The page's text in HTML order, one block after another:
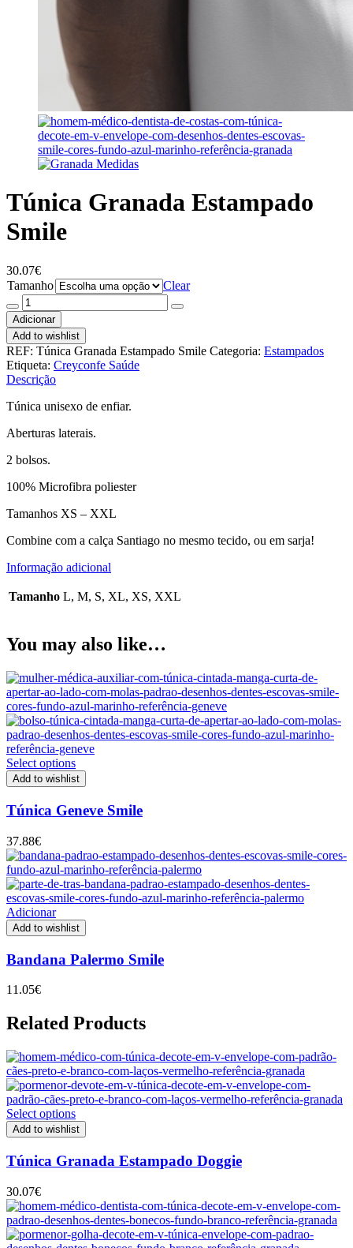
Túnica Granada Estampado
Smile
30.07€
Tamanho
Clear
Quantidade
de
Túnica
Granada
Estampado
Smile
Adicionar
Add to wishlist
REF: Túnica Granada Estampado Smile Categoria: Estampados
Etiqueta: Creyconfe Saúde
Descrição
Túnica unisexo de enfiar.
Aberturas laterais.
2 bolsos.
100% Microfibra poliester
Tamanhos XS – XXL
Combine com a calça Santiago no mesmo tecido, ou em sarja!
Informação adicional
Tamanho L, M, S, XL, XS, XXL
You may also like…
Select options
Add to wishlist
Túnica Geneve Smile
37.88€
Adicionar
Add to wishlist
Bandana Palermo Smile
11.05€
Related Products
Select options
Add to wishlist
Túnica Granada Estampado Doggie
30.07€